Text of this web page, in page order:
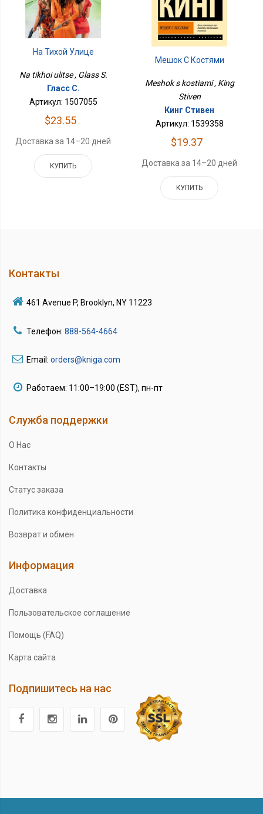
На Тихой Улице
Na tikhoi ulitse , Glass S.
Гласс С.
Артикул: 1507055
$23.55
Доставка за 14–20 дней
КУПИТЬ
Мешок С Костями
Meshok s kostiami , King
Stiven
Кинг Стивен
Артикул: 1539358
$19.37
Доставка за 14–20 дней
КУПИТЬ
Контакты
461 Avenue P, Brooklyn, NY 11223
Телефон: 888-564-4664
Email: orders@kniga.com
Работаем: 11:00–19:00 (EST), пн-пт
Служба поддержки
О Нас
Контакты
Статус заказа
Политика конфиденциальности
Возврат и обмен
Информация
Доставка
Пользовательское соглашение
Помощь (FAQ)
Карта сайта
Подпишитесь на нас